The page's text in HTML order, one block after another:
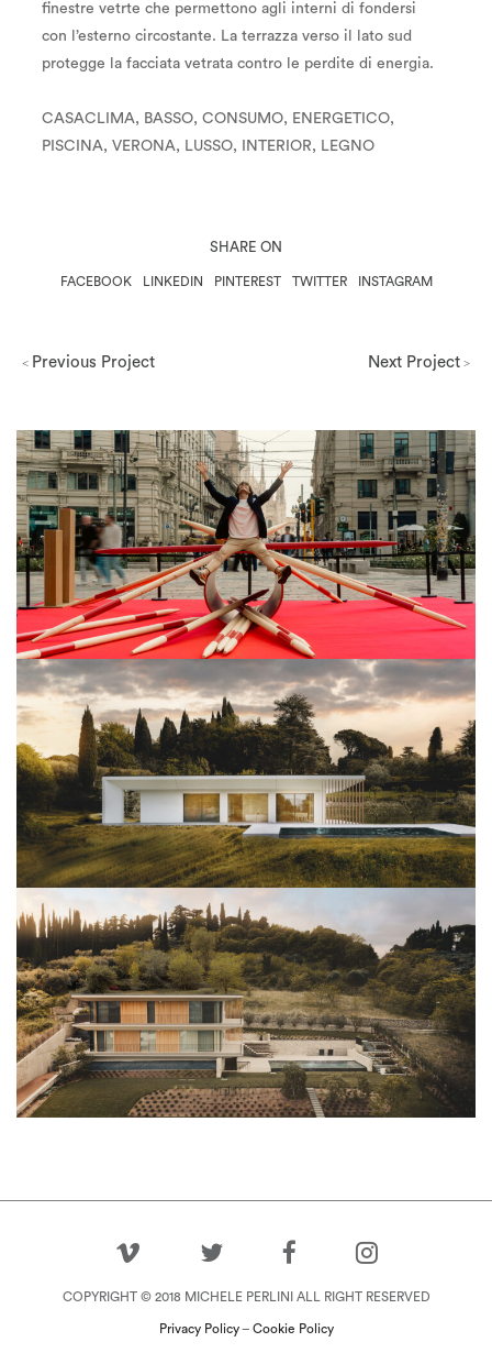
finestre vetrte che permettono agli interni di fondersi
con l’esterno circostante. La terrazza verso il lato sud
protegge la facciata vetrata contro le perdite di energia.
CASACLIMA, BASSO, CONSUMO, ENERGETICO,
PISCINA, VERONA, LUSSO, INTERIOR, LEGNO
SHARE ON
FACEBOOK LINKEDIN PINTEREST TWITTER INSTAGRAM
Milano Design Week 2026
View Project
Architettura
View Project
Architettura
View Project
< Previous Project Next Project >
COPYRIGHT © 2018 MICHELE PERLINI ALL RIGHT RESERVED
Privacy Policy– Cookie Policy